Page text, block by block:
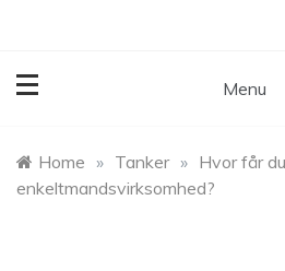
Menu
Home » Tanker » Hvor får
enkeltmandsvirksomhed?